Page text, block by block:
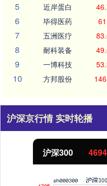
5 近岸蛋白
6 毕得医药
7 五洲医疗
8 耐科装备
9 一博科技
10 方邦股份
沪深京行情 实时轮播
沪深300